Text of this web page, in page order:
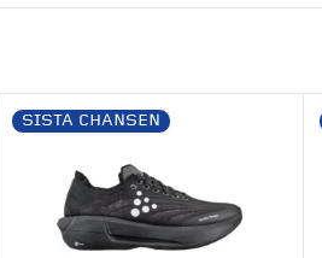
SISTA CHANSEN